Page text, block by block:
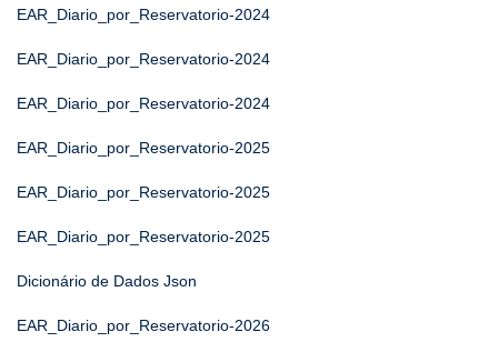
EAR_Diario_por_Reservatorio-2024
EAR_Diario_por_Reservatorio-2024
EAR_Diario_por_Reservatorio-2024
EAR_Diario_por_Reservatorio-2025
EAR_Diario_por_Reservatorio-2025
EAR_Diario_por_Reservatorio-2025
Dicionário de Dados Json
EAR_Diario_por_Reservatorio-2026